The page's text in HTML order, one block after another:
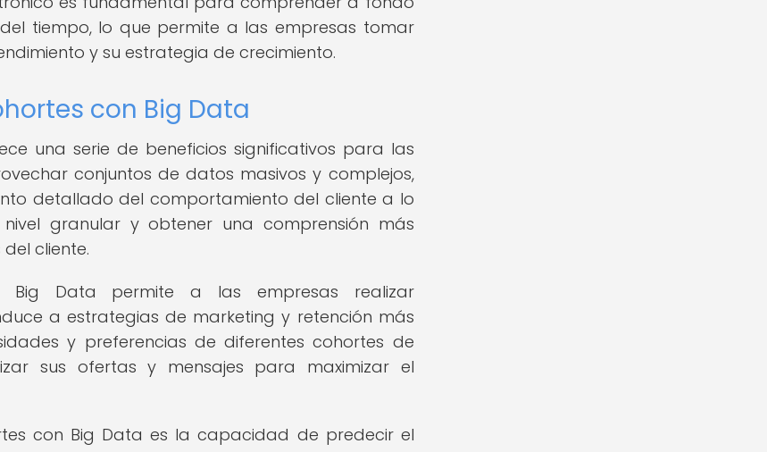
tiempo, lo que permite a las empresas tomar
y su estrategia de crecimiento.
con Big Data
una serie de beneficios significativos para las
conjuntos de datos masivos y complejos,
detallado del comportamiento del cliente a lo
granular y obtener una comprensión más
cliente.
Big Data permite a las empresas realizar
a estrategias de marketing y retención más
y preferencias de diferentes cohortes de
sus ofertas y mensajes para maximizar el
con Big Data es la capacidad de predecir el